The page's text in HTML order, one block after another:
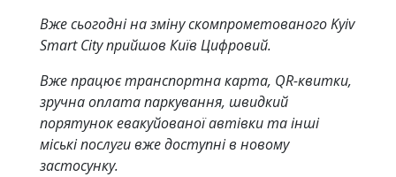
Вже сьогодні на зміну скомпрометованого Kyiv
Smart City прийшов Київ Цифровий.
Вже працює транспортна карта, QR-квитки,
зручна оплата паркування, швидкий
порятунок евакуйованої автівки та інші
міські послуги вже доступні в новому
застосунку.